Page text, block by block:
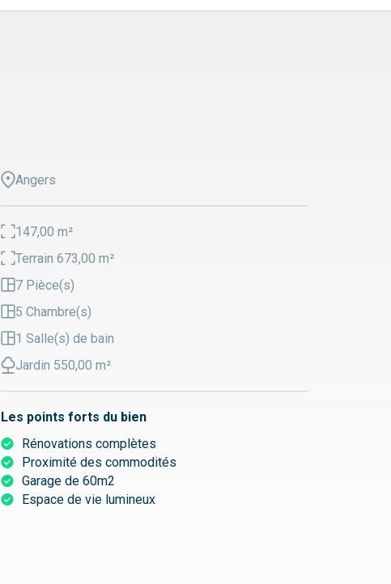
agréable et propice à la détente, idéal pour une vie
Une maison soignée, fonctionnelle et prête à accueillir
ses nouveaux propriétaires.
Angers
147,00 m²
Terrain 673,00 m²
7 Pièce(s)
5 Chambre(s)
1 Salle(s) de bain
Jardin 550,00 m²
Les points forts du bien
Rénovations complètes
Proximité des commodités
Garage de 60m2
Espace de vie lumineux